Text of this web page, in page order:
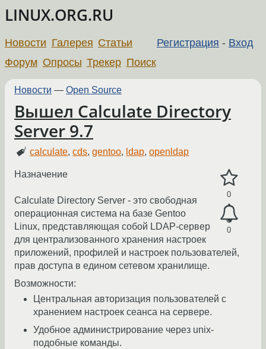
LINUX.ORG.RU
Регистрация - Вход
Новости Галерея Статьи
Форум Опросы Трекер Поиск
Новости — Open Source
Вышел Calculate Directory
Server 9.7
calculate,cds,gentoo, ldap,openldap
0
0
Назначение
Calculate Directory Server - это свободная
операционная система на базе Gentoo
Linux, представляющая собой LDAP-сервер
для централизованного хранения настроек
приложений, профилей и настроек пользователей,
прав доступа в едином сетевом хранилище.
Возможности:
Центральная авторизация пользователей с
хранением настроек сеанса на сервере.
Удобное администрирование через unix-
подобные команды.